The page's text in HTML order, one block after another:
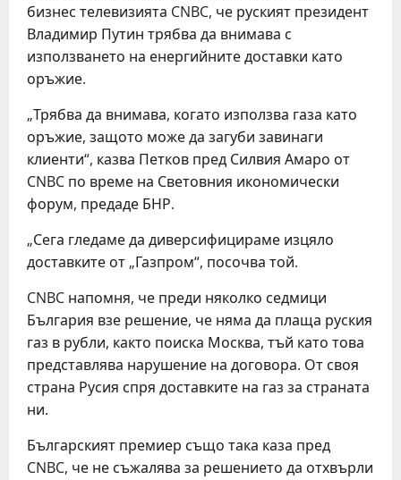
бизнес телевизията CNBC, че руският президент
Владимир Путин трябва да внимава с
използването на енергийните доставки като
оръжие.
„Трябва да внимава, когато използва газа като
оръжие, защото може да загуби завинаги
клиенти“, казва Петков пред Силвия Амаро от
CNBC по време на Световния икономически
форум, предаде БНР.
„Сега гледаме да диверсифицираме изцяло
доставките от „Газпром“, посочва той.
CNBC напомня, че преди няколко седмици
България взе решение, че няма да плаща руския
газ в рубли, както поиска Москва, тъй като това
представлява нарушение на договора. От своя
страна Русия спря доставките на газ за страната
ни.
Българският премиер също така каза пред
CNBC, че не съжалява за решението да отхвърли